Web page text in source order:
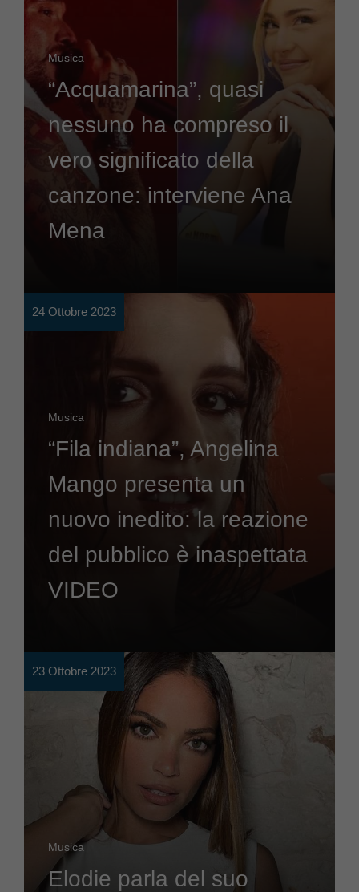
Musica
“Acquamarina”, quasi
nessuno ha compreso il
vero significato della
canzone: interviene Ana
Mena
24 Ottobre 2023
Musica
“Fila indiana”, Angelina
Mango presenta un
nuovo inedito: la reazione
del pubblico è inaspettata
VIDEO
23 Ottobre 2023
Musica
Elodie parla del suo